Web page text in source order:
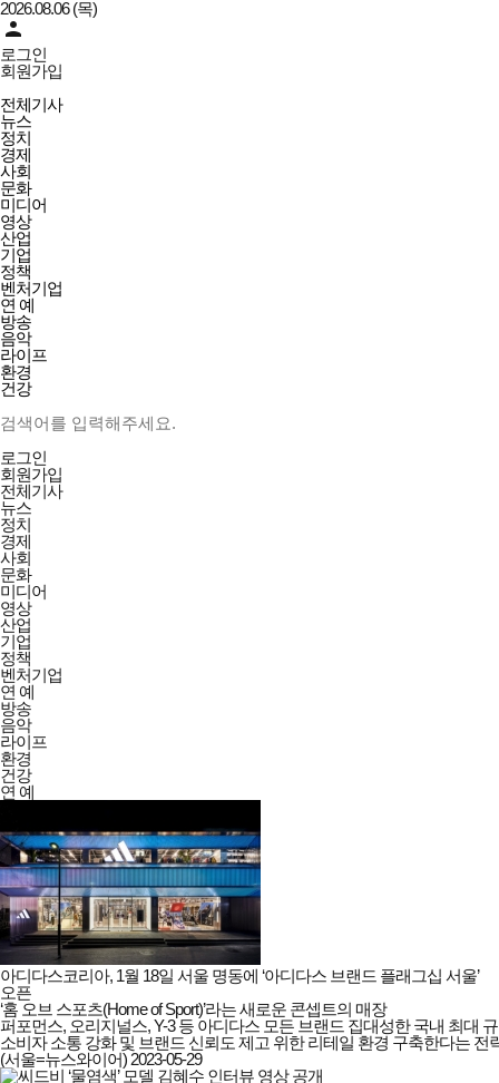
2026.08.06 (목)
person
로그인
회원가입
브릿지뉴스N2e-
인터넷뉴스
전체메뉴
열기/
닫기
전체기사
뉴스
정치
경제
사회
문화
미디어
영상
산업
기업
정책
벤처기업
연 예
방송
음악
라이프
환경
건강
검색창
열기/
닫기
전체메뉴
닫기
로그인
회원가입
전체기사
뉴스
정치
경제
사회
문화
미디어
영상
산업
기업
정책
벤처기업
연 예
방송
음악
라이프
환경
건강
연 예
아디다스코리아, 1월 18일 서울 명동에 ‘아디다스 브랜드 플래그십 서울’
오픈
‘홈 오브 스포츠(Home of Sport)’라는 새로운 콘셉트의 매장
퍼포먼스, 오리지널스, Y-3 등 아디다스 모든 브랜드 집대성한 국내 최대
소비자 소통 강화 및 브랜드 신뢰도 제고 위한 리테일 환경 구축한다는 전
(서울=뉴스와이어) 2023-05-29